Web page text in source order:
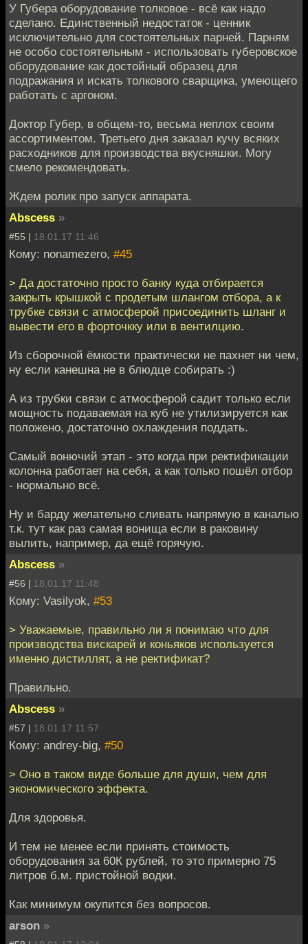
У Губера оборудование толковое - всё как надо
сделано. Единственный недостаток - ценник
исключительно для состоятельных парней. Парням
не особо состоятельным - использовать губеровское
оборудование как достойный образец для
подражания и искать толкового сварщика, умеющего
работать с аргоном.
Доктор Губер, в общем-то, весьма неплох своим
ассортиментом. Третьего дня заказал кучу всяких
расходников для производства вкусняшки. Могу
смело рекомендовать.
Ждем ролик про запуск аппарата.
Abscess »
#55 | 18.01.17 11:46
Кому: nonamezero, #45
> Да достаточно просто банку куда отбирается
закрыть крышкой с продетым шлангом отбора, а к
трубке связи с атмосферой присоединить шланг и
вывести его в форточкку или в вентилцию.
Из сборочной ёмкости практически не пахнет ни чем,
ну если канешна не в блюдце собирать :)
А из трубки связи с атмосферой садит только если
мощность подаваемая на куб не утилизируется как
положено, достаточно охлаждения поддать.
Самый вонючий этап - это когда при ректификации
колонна работает на себя, а как только пошёл отбор
- нормально всё.
Ну и барду желательно сливать напрямую в каналью
т.к. тут как раз самая вонища если в раковину
вылить, например, да ещё горячую.
Abscess »
#56 | 18.01.17 11:48
Кому: Vasilyok, #53
> Уважаемые, правильно ли я понимаю что для
производства вискарей и коньяков используется
именно дистиллят, а не ректификат?
Правильно.
Abscess »
#57 | 18.01.17 11:57
Кому: andrey-big, #50
> Оно в таком виде больше для души, чем для
экономического эффекта.
Для здоровья.
И тем не менее если принять стоимость
оборудования за 60К рублей, то это примерно 75
литров б.м. пристойной водки.
Как минимум окупится без вопросов.
arson »